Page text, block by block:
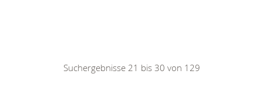
Suchergebnisse 21 bis 30 von 129